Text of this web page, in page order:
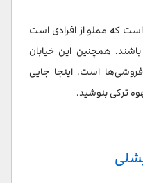
که مملو از افرادی است
همچنین این خیابان
است. اینجا جایی
ترکی بنوشید.